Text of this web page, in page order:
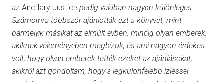
az Ancillary Justice pedig valóban nagyon különleges.
Számomra többször ajánlották ezt a könyvet, mint
bármelyik másikat az elmúlt évben, mindig olyan emberek,
akiknek véleményében megbízok, és ami nagyon érdekes
volt, hogy olyan emberek tették ezeket az ajánlásokat,
akikről azt gondoltam, hogy a legkülönfélébb ízléssel